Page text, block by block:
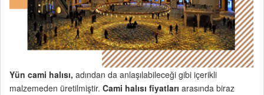
Yün cami halısı, adından da anlaşılabileceği gibi içerikli
malzemeden üretilmiştir. Cami halısı fiyatları arasında biraz